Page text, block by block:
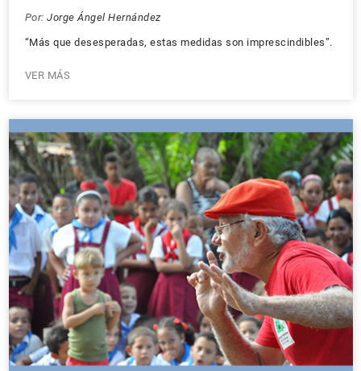
Por: Jorge Ángel Hernández
“Más que desesperadas, estas medidas son imprescindibles”.
VER MÁS